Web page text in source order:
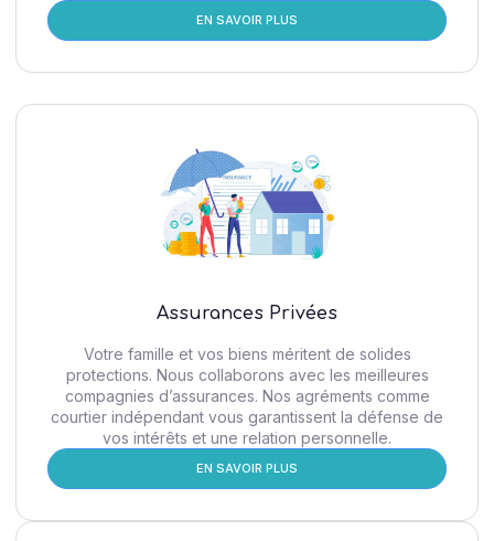
EN SAVOIR PLUS
Assurances Privées
Votre famille et vos biens méritent de solides
protections. Nous collaborons avec les meilleures
compagnies d’assurances. Nos agréments comme
courtier indépendant vous garantissent la défense de
vos intérêts et une relation personnelle.
EN SAVOIR PLUS